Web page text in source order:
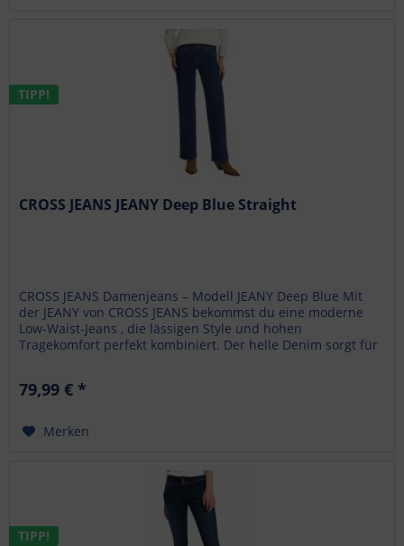
TIPP!
CROSS JEANS JEANY Deep Blue Straight
CROSS JEANS Damenjeans – Modell JEANY Deep Blue Mit
der JEANY von CROSS JEANS bekommst du eine moderne
Low-Waist-Jeans , die lässigen Style und hohen
Tragekomfort perfekt kombiniert. Der helle Denim sorgt für
79,99 € *
Merken
TIPP!